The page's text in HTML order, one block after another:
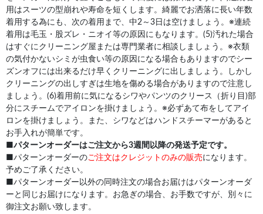
用はスーツの型崩れや寿命を短くします。綺麗でお洒落に長い年数
着用する為にも、次の着用まで、中2～3日は空けましょう。※連続
着用は毛玉・股ズレ・ニオイ等の原因にもなります。(5)汚れた場合
はすぐにクリーニング屋または専門業者に相談しましょう。※衣類
の気付かないシミが虫食い等の原因になる場合もありますのでシー
ズンオフには出来るだけ早くクリーニングに出しましょう。しかし
クリーニングの出しすぎは生地を傷める場合がありますので注意し
ましょう。(6)着用前に気になるシワやパンツのクリース（折り目)部
分にスチームでアイロンを掛けましょう。※必ずあて布をしてアイ
ロンを掛けましょう。また、シワなどはハンドスチーマーがあると
お手入れが簡単です。
パターンオーダーはご注文から3週間以降の発送予定です。
■パターンオーダーのご注文はクレジットのみの販売になります。
予めご了承ください。
■パターンオーダー以外の同時注文の場合お届けはパターンオーダ
ーと同じお届けになります。お急ぎの場合、お手数ですが、別々に
御注文お願い致します。